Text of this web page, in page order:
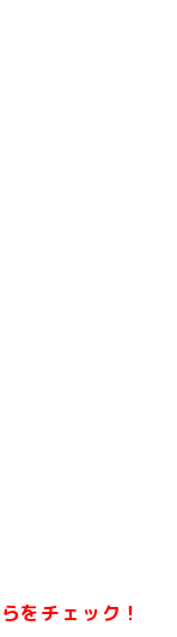
をチェック！